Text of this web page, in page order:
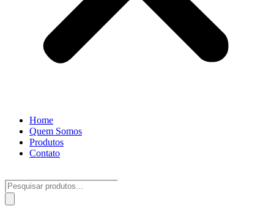
Home
Quem Somos
Produtos
Contato
Pesquisar
produtos